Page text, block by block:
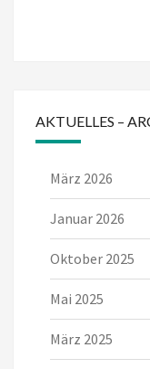
AKTUELLES –
März 2026
Januar 2026
Oktober 2025
Mai 2025
März 2025